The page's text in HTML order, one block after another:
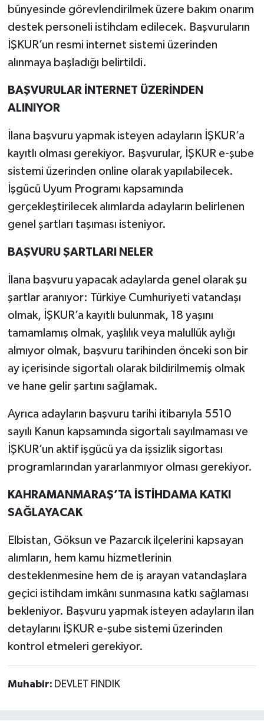
bünyesinde görevlendirilmek üzere bakım onarım
destek personeli istihdam edilecek. Başvuruların
İŞKUR’un resmi internet sistemi üzerinden
alınmaya başladığı belirtildi.
BAŞVURULAR İNTERNET ÜZERİNDEN
ALINIYOR
İlana başvuru yapmak isteyen adayların İŞKUR’a
kayıtlı olması gerekiyor. Başvurular, İŞKUR e-şube
sistemi üzerinden online olarak yapılabilecek.
İşgücü Uyum Programı kapsamında
gerçekleştirilecek alımlarda adayların belirlenen
genel şartları taşıması isteniyor.
BAŞVURU ŞARTLARI NELER
İlana başvuru yapacak adaylarda genel olarak şu
şartlar aranıyor: Türkiye Cumhuriyeti vatandaşı
olmak, İŞKUR’a kayıtlı bulunmak, 18 yaşını
tamamlamış olmak, yaşlılık veya malullük aylığı
almıyor olmak, başvuru tarihinden önceki son bir
ay içerisinde sigortalı olarak bildirilmemiş olmak
ve hane gelir şartını sağlamak.
Ayrıca adayların başvuru tarihi itibarıyla 5510
sayılı Kanun kapsamında sigortalı sayılmaması ve
İŞKUR’un aktif işgücü ya da işsizlik sigortası
programlarından yararlanmıyor olması gerekiyor.
KAHRAMANMARAŞ’TA İSTİHDAMA KATKI
SAĞLAYACAK
Elbistan, Göksun ve Pazarcık ilçelerini kapsayan
alımların, hem kamu hizmetlerinin
desteklenmesine hem de iş arayan vatandaşlara
geçici istihdam imkânı sunmasına katkı sağlaması
bekleniyor. Başvuru yapmak isteyen adayların ilan
detaylarını İŞKUR e-şube sistemi üzerinden
kontrol etmeleri gerekiyor.
Muhabir: DEVLET FINDIK